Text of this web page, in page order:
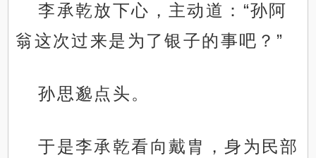
李承乾放下心，主动道：“孙阿
翁这次过来是为了银子的事吧？”
孙思邈点头。
于是李承乾看向戴胄，身为民部